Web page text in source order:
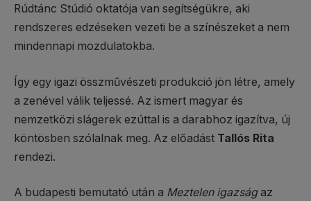
Rúdtánc Stúdió oktatója van segítségükre, aki
rendszeres edzéseken vezeti be a színészeket a nem
mindennapi mozdulatokba.
Így egy igazi összművészeti produkció jön létre, amely
a zenével válik teljessé. Az ismert magyar és
nemzetközi slágerek ezúttal is a darabhoz igazítva, új
köntösben szólalnak meg. Az előadást Tallós Rita
rendezi.
A budapesti bemutató után a Meztelen igazságaz